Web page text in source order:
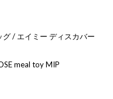
/ エイミー ディスカバー
meal toy MIP